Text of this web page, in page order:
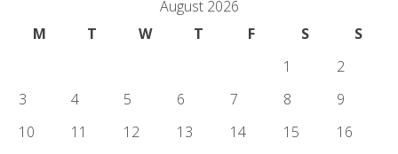
August 2026
M
T W T F S
S
1
2
3
4 5 6 7 8
9
10
11 12 13 14 15
16